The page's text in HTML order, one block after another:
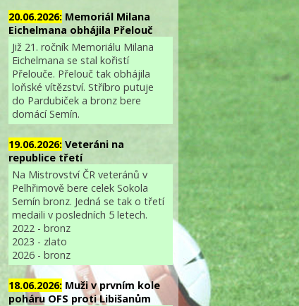
20.06.2026: Memoriál Milana
Eichelmana obhájila Přelouč
Již 21. ročník Memoriálu Milana
Eichelmana se stal kořistí
Přelouče. Přelouč tak obhájila
loňské vítězství. Stříbro putuje
do Pardubiček a bronz bere
domácí Semín.
19.06.2026: Veteráni na
republice třetí
Na Mistrovství ČR veteránů v
Pelhřimově bere celek Sokola
Semín bronz. Jedná se tak o třetí
medaili v posledních 5 letech.
2022 - bronz
2023 - zlato
2026 - bronz
18.06.2026: Muži v prvním kole
poháru OFS proti Libišanům